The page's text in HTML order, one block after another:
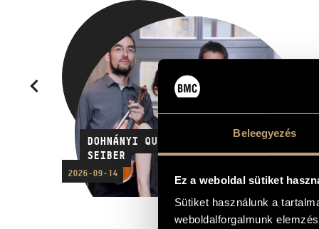
Beleegyezés
Ez a weboldal sütiket
Sütiket használunk a
weboldalforgalmunk
DOHNÁNYI QUARTET 4/4. | BEETHOVEN,
SEIBER
2026-09-14